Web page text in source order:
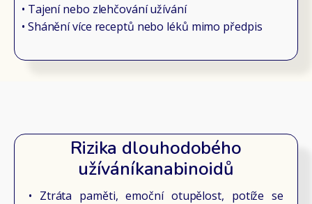
• Tajení nebo zlehčování užívání
• Shánění více receptů nebo léků mimo předpis
Rizika dlouhodobého
užíváníkanabinoidů
• Ztráta paměti, emoční otupělost, potíže se